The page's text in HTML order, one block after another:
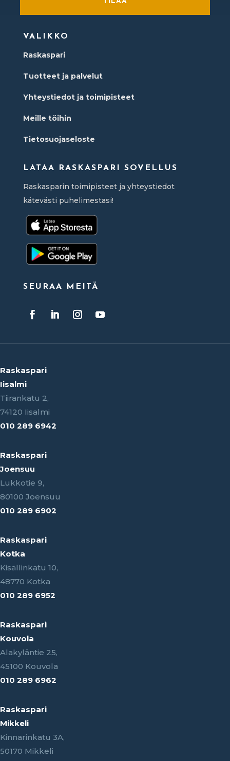
VALIKKO
Raskaspari
Tuotteet ja palvelut
Yhteystiedot ja toimipisteet
Meille töihin
Tietosuojaseloste
LATAA RASKASPARI SOVELLUS
Raskasparin toimipisteet ja yhteystiedot
kätevästi puhelimestasi!
SEURAA MEITÄ
Raskaspari
Iisalmi
Tiirankatu 2,
74120 Iisalmi
010 289 6942
Raskaspari
Joensuu
Lukkotie 9,
80100 Joensuu
010 289 6902
Raskaspari
Kotka
Kisällinkatu 10,
48770 Kotka
010 289 6952
Raskaspari
Kouvola
Alakyläntie 25,
45100 Kouvola
010 289 6962
Raskaspari
Mikkeli
Kinnarinkatu 3A,
50170 Mikkeli